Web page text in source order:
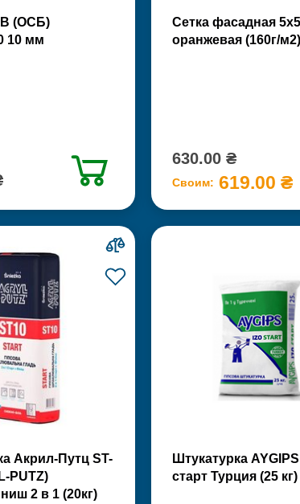
(ОСБ)
10 мм
Сетка фасадная
оранжевая (160г/
630.00 ₴
Своим: 619.00 ₴
Акрил-Путц ST-
PUTZ)
2 в 1 (20кг)
Штукатурка
старт Турция (25 кг)